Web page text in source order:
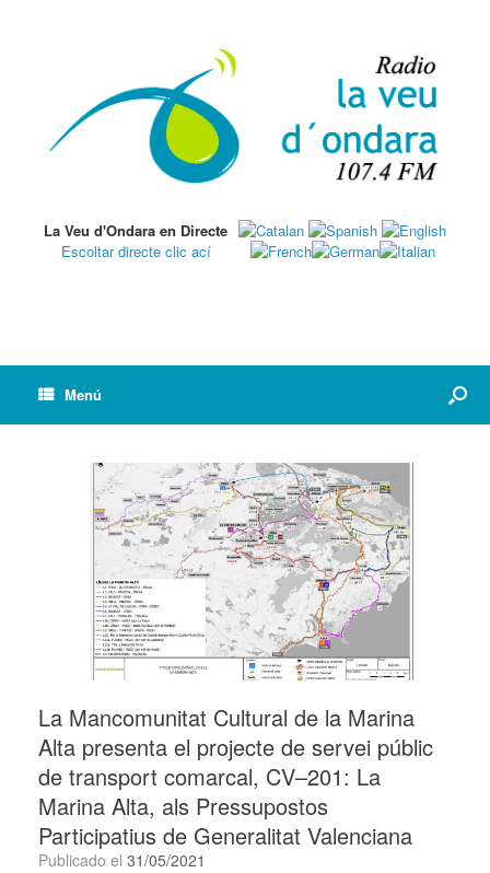
La Veu d'Ondara en Directe
Escoltar directe clic ací
Menú
La Mancomunitat Cultural de la Marina
Alta presenta el projecte de servei públic
de transport comarcal, CV–201: La
Marina Alta, als Pressupostos
Participatius de Generalitat Valenciana
Publicado el 31/05/2021